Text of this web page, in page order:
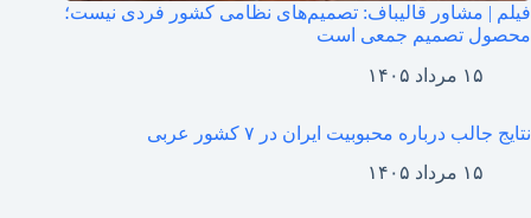
فیلم | مشاور قالیباف: تصمیم‌های نظامی کشور فردی نیست؛
محصول تصمیم جمعی است
۱۵ مرداد ۱۴۰۵
نتایج جالب درباره محبوبیت ایران در ۷ کشور عربی
۱۵ مرداد ۱۴۰۵